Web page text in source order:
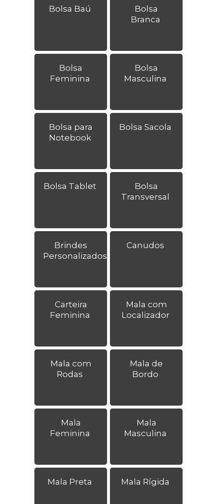
Bolsa Baú
Bolsa
Branca
Bolsa
Feminina
Bolsa
Masculina
Bolsa para
Notebook
Bolsa Sacola
Bolsa Tablet
Bolsa
Transversal
Brindes
Personalizados
Canudos
Carteira
Feminina
Mala com
Localizador
Mala com
Rodas
Mala de
Bordo
Mala
Feminina
Mala
Masculina
Mala Preta Mala Rígida